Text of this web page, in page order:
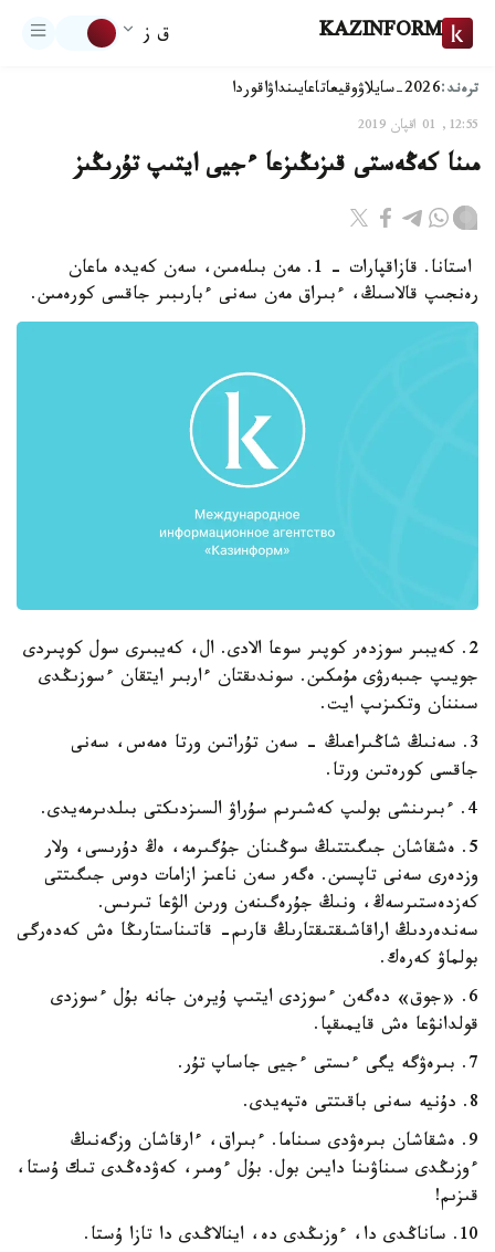
KAZINFORM ق ز
ترەند:2026-سايلاۋ وقيعاتاعايىنداۋاقوردا
12:55, 01 اقپان 2019
مىنا كەڭەستى قىزىڭىزعا ءجيى ايتىپ تۇرىڭىز
استانا. قازاقپارات - 1. مەن بىلەمىن، سەن كەيدە ماعان
رەنجىپ قالاسىڭ، ءبىراق مەن سەنى ءبارىبىر جاقسى كورەمىن.
2. كەيبىر سوزدەر كوپىر سوعا الادى. ال، كەيبىرى سول كوپىردى
جويىپ جىبەرۋى مۇمكىن. سوندىقتان ءاربىر ايتقان ءسوزىڭدى
سىننان وتكىزىپ ايت.
3. سەنىڭ شاڭىراعىڭ - سەن تۇراتىن ورتا ەمەس، سەنى
جاقسى كورەتىن ورتا.
4. ءبىرىنشى بولىپ كەشىرىم سۇراۋ السىزدىكتى بىلدىرمەيدى.
5. ەشقاشان جىگىتتىڭ سوڭىنان جۇگىرمە، ەڭ دۇرىسى، ولار
وزدەرى سەنى تاپسىن. ەگەر سەن ناعىز ازامات دوس جىگىتتى
كەزدەستىرسەڭ، ونىڭ جۇرەگىنەن ورىن الۋعا تىرىس.
سەندەردىڭ اراقاشىقتىقتارىڭ قارىم- قاتىناستارىڭا ەش كەدەرگى
بولماۋ كەرەك.
6. «جوق» دەگەن ءسوزدى ايتىپ ۇيرەن جانە بۇل ءسوزدى
قولدانۋعا ەش قايمىقپا.
7. بىرەۋگە يگى ءىستى ءجيى جاساپ تۇر.
8. دۇنيە سەنى باقىتتى ەتپەيدى.
9. ەشقاشان بىرەۋدى سىناما. ءبىراق، ءارقاشان وزگەنىڭ
ءوزىڭدى سىناۋىنا دايىن بول. بۇل ءومىر، كەۋدەڭدى تىك ۇستا،
قىزىم!
10. ساناڭدى دا، ءوزىڭدى دە، اينالاڭدى دا تازا ۇستا.